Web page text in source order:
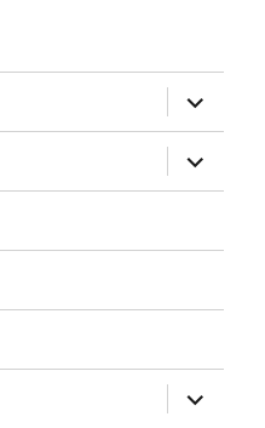
раскрыть
дочернее
меню
раскрыть
дочернее
меню
раскрыть
дочернее